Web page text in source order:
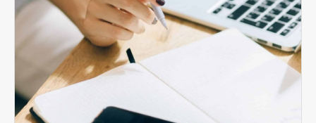
Pour effectuer une demande d’admission dans
notre établissement, nous vous invitons à :
Vous inscrire directement sur la